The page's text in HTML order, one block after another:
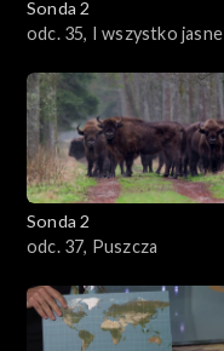
Sonda 2
odc. 35, I wszystko jasne
Sonda 2
odc. 37, Puszcza